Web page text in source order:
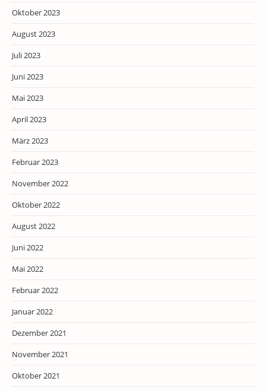
Oktober 2023
August 2023
Juli 2023
Juni 2023
Mai 2023
April 2023
März 2023
Februar 2023
November 2022
Oktober 2022
August 2022
Juni 2022
Mai 2022
Februar 2022
Januar 2022
Dezember 2021
November 2021
Oktober 2021